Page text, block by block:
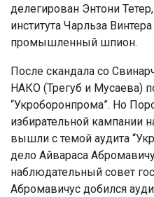
делегирован Энтони
института Чарльза
промышленный шпион.
После скандала со
НАКО (Трегуб и Мусаева)
“Укроборонпрома”. Но
избирательной кампании
вышли с темой аудита
дело Айвараса
наблюдательный совет
Абромавичус добился